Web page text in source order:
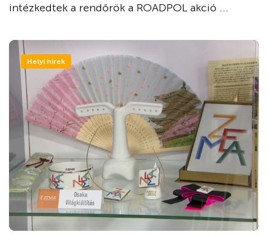
intézkedtek a rendőrök a ROADPOL akció ...
Helyi hírek